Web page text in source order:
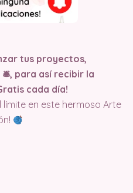
tus proyectos,
para así recibir la
cada día!
límite en este hermoso Arte